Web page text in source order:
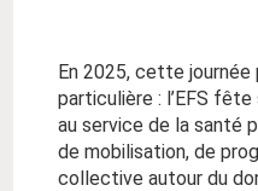
En 2025, cette journée
particulière : l’EFS fête
au service de la santé
de mobilisation, de
collective autour du